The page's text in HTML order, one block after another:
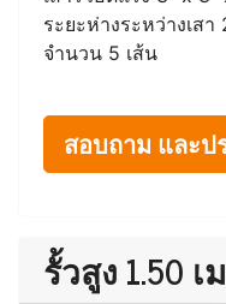
ระยะห่างระหว่างเส
จำนวน 5 เส้น
สอบถาม และป
รั้วสูง 1.50